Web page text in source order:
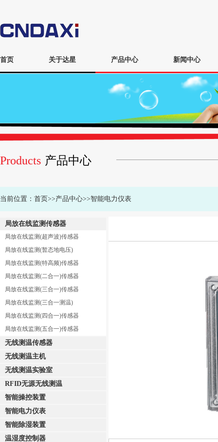
首页 关于达星 产品中心 新闻中心
Products 产品中心
当前位置： 首页>>产品中心>>智能电力仪表
局放在线监测传感器
局放在线监测(超声波)传感器
局放在线监测(暂态地电压)
局放在线监测(特高频)传感器
局放在线监测(二合一)传感器
局放在线监测(三合一)传感器
局放在线监测(三合一测温)
局放在线监测(四合一)传感器
局放在线监测(五合一)传感器
无线测温传感器
无线测温主机
无线测温实验室
RFID无源无线测温
智能操控装置
智能电力仪表
智能除湿装置
温湿度控制器